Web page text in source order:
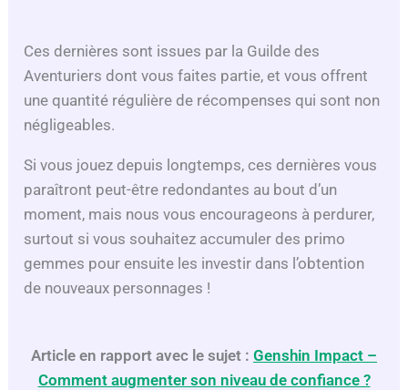
Ces dernières sont issues par la Guilde des
Aventuriers dont vous faites partie, et vous offrent
une quantité régulière de récompenses qui sont non
négligeables.
Si vous jouez depuis longtemps, ces dernières vous
paraîtront peut-être redondantes au bout d’un
moment, mais nous vous encourageons à perdurer,
surtout si vous souhaitez accumuler des primo
gemmes pour ensuite les investir dans l’obtention
de nouveaux personnages !
Article en rapport avec le sujet : Genshin Impact –
Comment augmenter son niveau de confiance ?